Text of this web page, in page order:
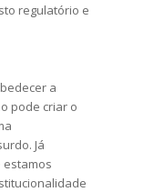
regulatório e
a
pode criar o
Já
estamos